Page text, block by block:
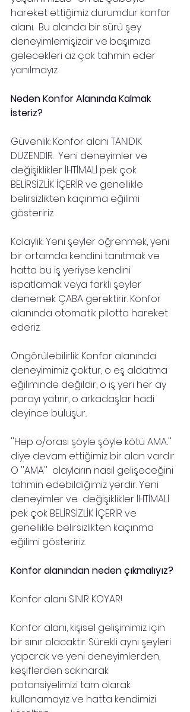
hareket ettiğimiz durumdur konfor
alanı.  Bu alanda bir sürü şey
deneyimlemişizdir ve başımıza
gelecekleri az çok tahmin eder
yanılmayız.
Neden Konfor Alanında Kalmak
İsteriz?
Güvenlik: Konfor alanı TANIDIK
DÜZENDİR.  Yeni deneyimler ve
değişiklikler İHTİMALİ pek çok
BELİRSİZLİK İÇERİR ve genellikle
belirsizlikten kaçınma eğilimi
gösteririz.
Kolaylık: Yeni şeyler öğrenmek, yeni
bir ortamda kendini tanıtmak ve
hatta bu iş yeriyse kendini
ispatlamak veya farklı şeyler
denemek ÇABA gerektirir. Konfor
alanında otomatik pilotta hareket
ederiz.
Öngörülebilirlik: Konfor alanında
deneyimimiz çoktur, o eş aldatma
eğiliminde değildir, o iş yeri her ay
parayı yatırır, o arkadaşlar hadi
deyince buluşur..
''Hep o/orası şöyle şöyle kötü AMA..''
diye devam ettiğimiz bir alan vardır.
O ''AMA''  olayların nasıl gelişeceğini
tahmin edebildiğimiz yerdir. Yeni
deneyimler ve  değişiklikler İHTİMALİ
pek çok BELİRSİZLİK İÇERİR ve
genellikle belirsizlikten kaçınma
eğilimi gösteririz.
Konfor alanından neden çıkmalıyız?
Konfor alanı SINIR KOYAR!
Konfor alanı, kişisel gelişimimiz için
bir sınır olacaktır. Sürekli aynı şeyleri
yaparak ve yeni deneyimlerden,
keşiflerden sakınarak
potansiyelimizi tam olarak
kullanamayız ve hatta kendimizi